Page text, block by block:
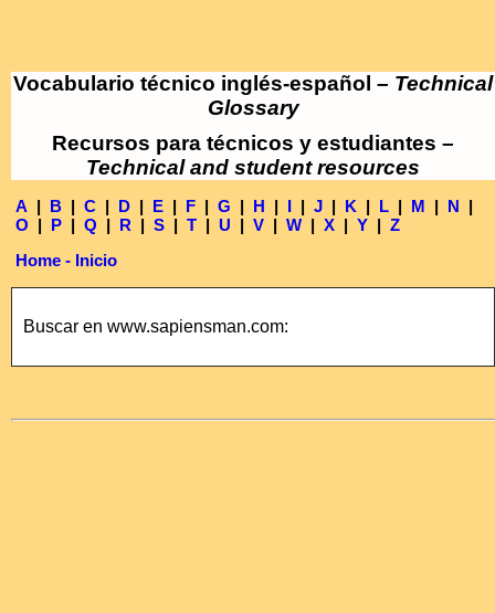
Vocabulario técnico inglés-español – Technical
Glossary
Recursos para técnicos y estudiantes –
Technical and student resources
A | B | C | D | E | F | G | H | I | J | K | L | M | N |
O | P | Q | R | S | T | U | V | W | X | Y | Z
Home - Inicio
Buscar en www.sapiensman.com: